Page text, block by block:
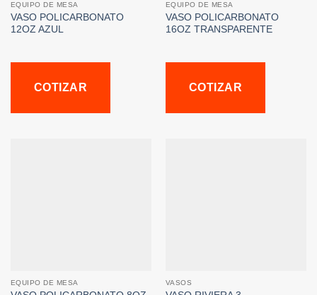
EQUIPO DE MESA
VASO POLICARBONATO
12OZ AZUL
COTIZAR
EQUIPO DE MESA
VASO POLICARBONATO
16OZ TRANSPARENTE
COTIZAR
EQUIPO DE MESA VASOS